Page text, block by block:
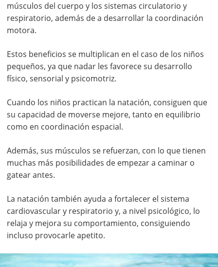
músculos del cuerpo y los sistemas circulatorio y
respiratorio, además de a desarrollar la coordinación
motora.
Estos beneficios se multiplican en el caso de los niños
pequeños, ya que nadar les favorece su desarrollo
físico, sensorial y psicomotriz.
Cuando los niños practican la natación, consiguen que
su capacidad de moverse mejore, tanto en equilibrio
como en coordinación espacial.
Además, sus músculos se refuerzan, con lo que tienen
muchas más posibilidades de empezar a caminar o
gatear antes.
La natación también ayuda a fortalecer el sistema
cardiovascular y respiratorio y, a nivel psicológico, lo
relaja y mejora su comportamiento, consiguiendo
incluso provocarle apetito.